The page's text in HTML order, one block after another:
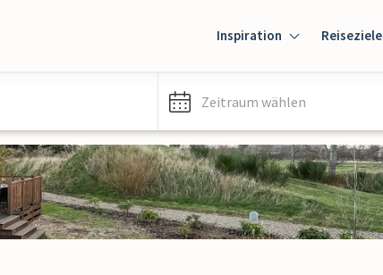
Inspiration Reiseziele
Zeitraum wählen